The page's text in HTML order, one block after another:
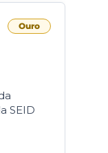
Ouro
SEID